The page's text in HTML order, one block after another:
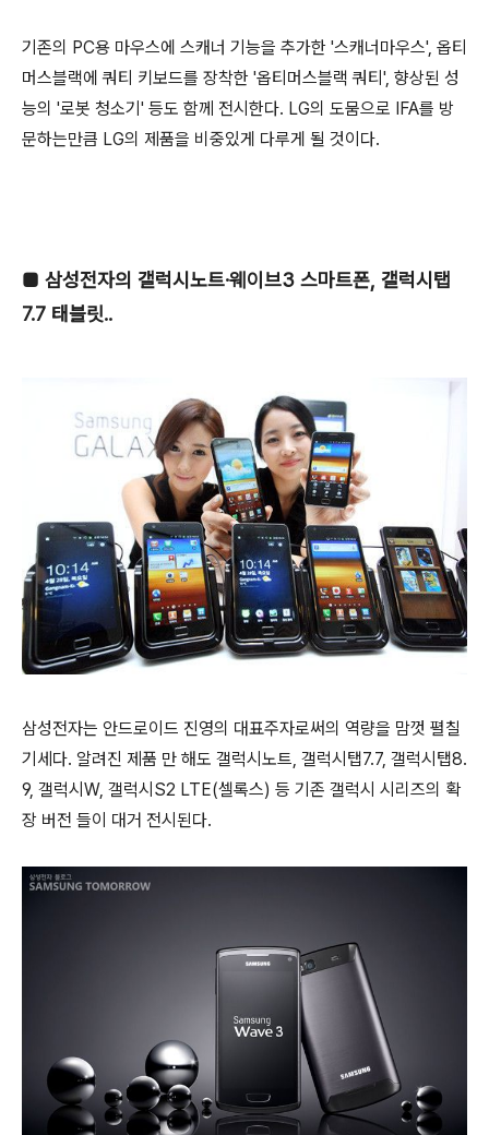
기존의 PC용 마우스에 스캐너 기능을 추가한 '스캐너마우스', 옵티
머스블랙에 쿼티 키보드를 장착한 '옵티머스블랙 쿼티', 향상된 성
능의 '로봇 청소기' 등도 함께 전시한다. LG의 도뭄으로 IFA를 방
문하는만큼 LG의 제품을 비중있게 다루게 될 것이다.
■ 삼성전자의 갤럭시노트·웨이브3 스마트폰, 갤럭시탭
7.7 태블릿..
삼성전자는 안드로이드 진영의 대표주자로써의 역량을 맘껏 펼칠
기세다. 알려진 제품 만 해도 갤럭시노트, 갤럭시탭7.7, 갤럭시탭8.
9, 갤럭시W, 갤럭시S2 LTE(셀록스) 등 기존 갤럭시 시리즈의 확
장 버전 들이 대거 전시된다.